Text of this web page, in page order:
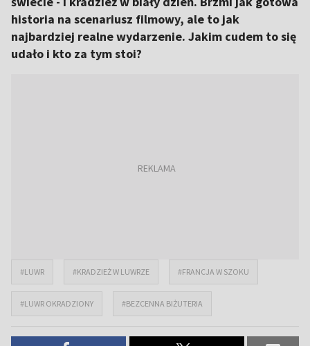
historia na scenariusz filmowy, ale to jak
najbardziej realne wydarzenie. Jakim cudem to się
udało i kto za tym stoi?
#LUWR #KRADZIEŻ W LUWRZE #FRANCJA W SZOKU
#LUWR OKRADZIONY #BEZCENNA BIŻUTERIA